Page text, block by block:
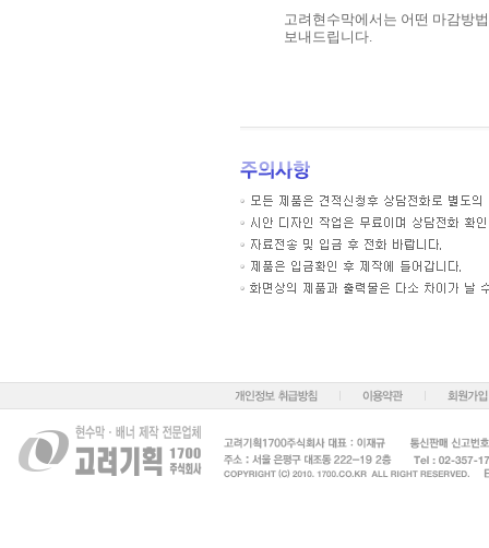
고려현수막에서는 어떤 마감방
보내드립니다.